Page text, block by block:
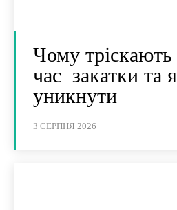
Чому тріскають
час закатки та
уникнути
3 СЕРПНЯ 2026